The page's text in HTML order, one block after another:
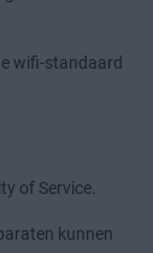
wifi-standaard
of Service.
kunnen